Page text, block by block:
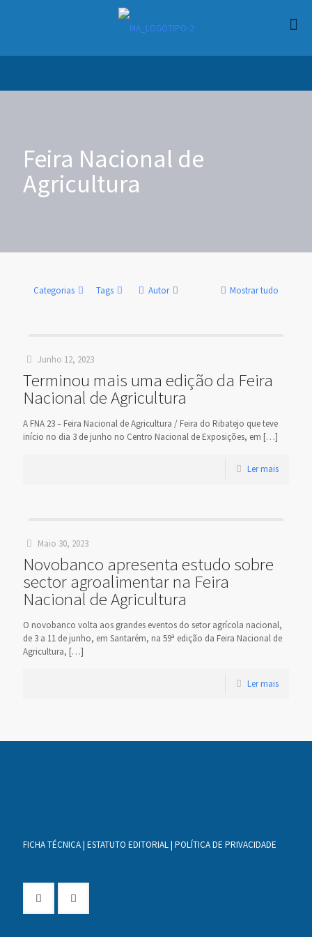
Feira Nacional de
Agricultura
Categorias Tags Autor Mostrar tudo
Junho 12, 2023
Terminou mais uma edição da Feira
Nacional de Agricultura
A FNA 23 – Feira Nacional de Agricultura / Feira do Ribatejo que teve
início no dia 3 de junho no Centro Nacional de Exposições, em […]
Ler mais
Maio 30, 2023
Novobanco apresenta estudo sobre
sector agroalimentar na Feira
Nacional de Agricultura
O novobanco volta aos grandes eventos do setor agrícola nacional,
de 3 a 11 de junho, em Santarém, na 59ª edição da Feira Nacional de
Agricultura, […]
Ler mais
FICHA TÉCNICA| ESTATUTO EDITORIAL| POLÍTICA DE PRIVACIDADE